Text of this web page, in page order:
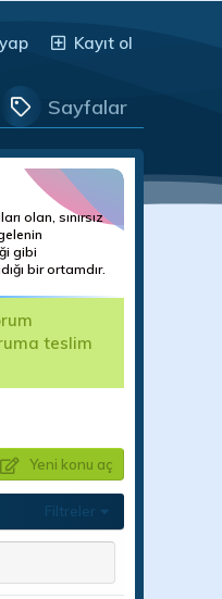
Kayıt ol
Sayfalar
olan, sınırsız
gibi
bir ortamdır.
teslim
Yeni konu aç
Filtreler